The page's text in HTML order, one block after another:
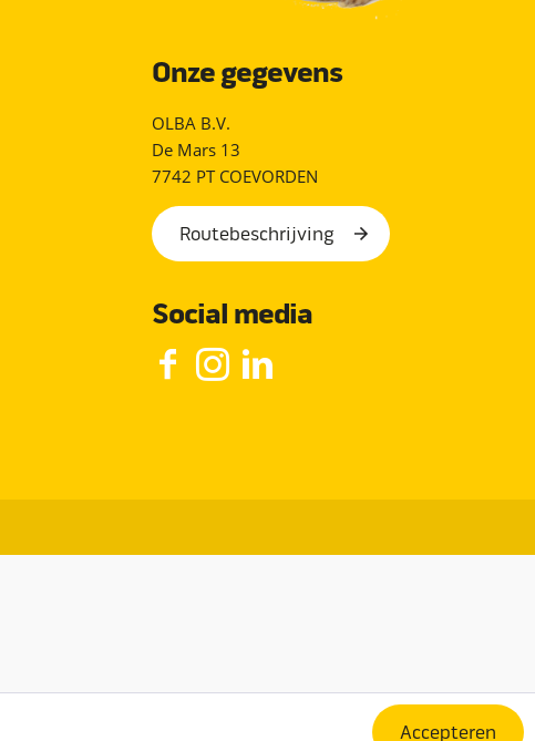
Onze gegevens
OLBA B.V.
De Mars 13
7742 PT COEVORDEN
Routebeschrijving
Social media
Accepteren